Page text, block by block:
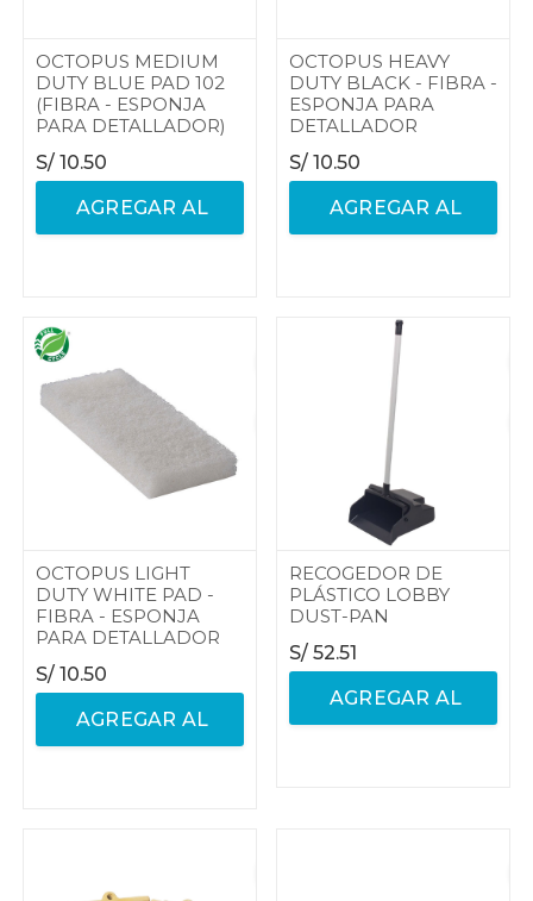
OCTOPUS MEDIUM
DUTY BLUE PAD 102
(FIBRA - ESPONJA
PARA DETALLADOR)
S/ 10.50
AGREGAR AL
OCTOPUS HEAVY
DUTY BLACK - FIBRA -
ESPONJA PARA
DETALLADOR
S/ 10.50
AGREGAR AL
OCTOPUS LIGHT
DUTY WHITE PAD -
FIBRA - ESPONJA
PARA DETALLADOR
S/ 10.50
AGREGAR AL
RECOGEDOR DE
PLÁSTICO LOBBY
DUST-PAN
S/ 52.51
AGREGAR AL